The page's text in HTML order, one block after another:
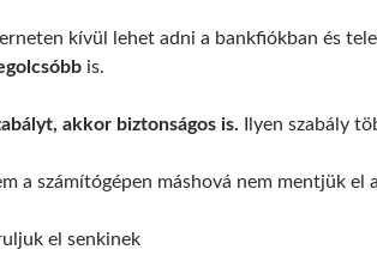
kívül lehet adni a bankfiókban és
is.
akkor biztonságos is. Ilyen szabály
a számítógépen máshová nem mentjük el
el senkinek